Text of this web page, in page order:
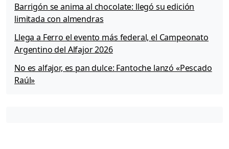
Barrigón se anima al chocolate: llegó su edición
limitada con almendras
Llega a Ferro el evento más federal, el Campeonato
Argentino del Alfajor 2026
No es alfajor, es pan dulce: Fantoche lanzó «Pescado
Raúl»